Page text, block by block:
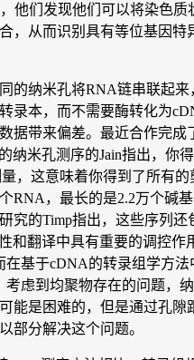
他们发现他们可以将染色质
，从而识别具有等位基因特
的纳米孔将RNA链串联起来
录本，而不需要酶转化为
据带来偏差。最近合作完成
纳米孔测序的Jain指出，你
，这意味着你得到了所有的
RNA，最长的是2.2万个碱
究的Timp指出，这些序列还
和翻译中具有重要的调控作
在基于cDNA的转录组学方法
考虑到均聚物存在的问题，
能是困难的，但是通过孔隙
部分解决这个问题。